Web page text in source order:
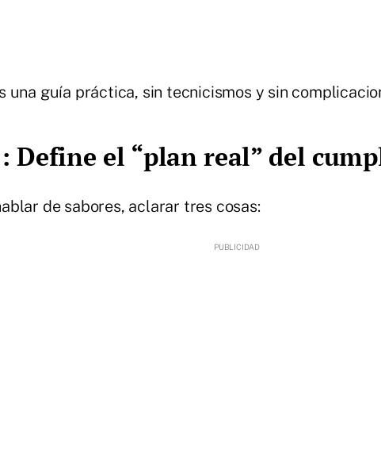
una guía práctica, sin tecnicismos y sin
Define el “plan real” del
de sabores, aclarar tres cosas: